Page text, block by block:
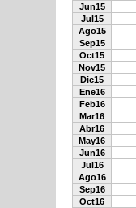
Jun15
Jul15
Ago15
Sep15
Oct15
Nov15
Dic15
Ene16
Feb16
Mar16
Abr16
May16
Jun16
Jul16
Ago16
Sep16
Oct16